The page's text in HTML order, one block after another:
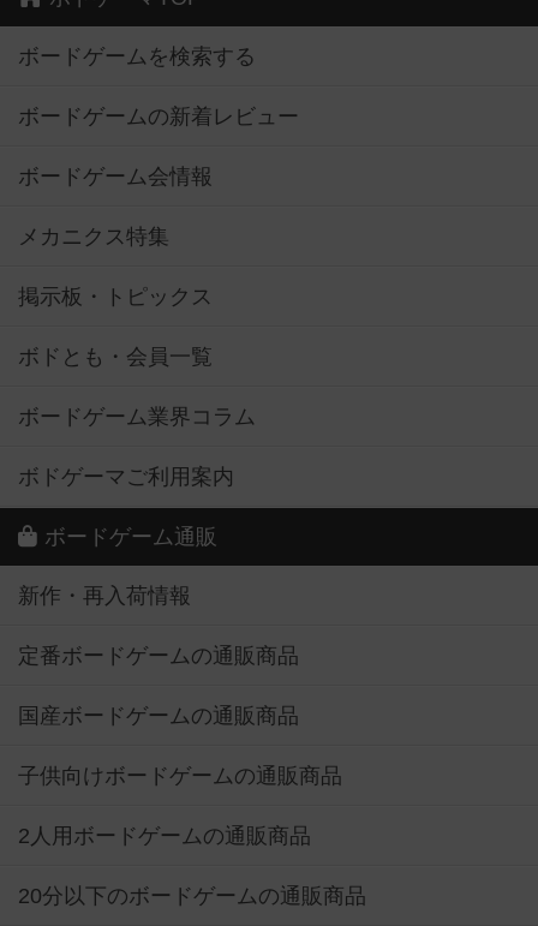
ボードゲームを検索する
ボードゲームの新着レビュー
ボードゲーム会情報
メカニクス特集
掲示板・トピックス
ボドとも・会員一覧
ボードゲーム業界コラム
ボドゲーマご利用案内
ボードゲーム通販
新作・再入荷情報
定番ボードゲームの通販商品
国産ボードゲームの通販商品
子供向けボードゲームの通販商品
2人用ボードゲームの通販商品
20分以下のボードゲームの通販商品